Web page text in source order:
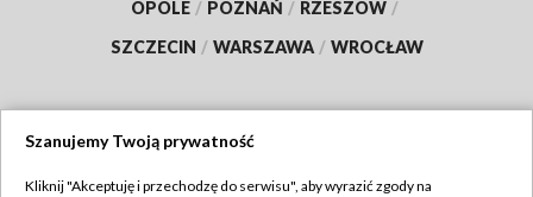
OPOLE / POZNAŃ / RZESZÓW /
SZCZECIN / WARSZAWA / WROCŁAW
Szanujemy Twoją prywatność
Kliknij "Akceptuję i przechodzę do serwisu", aby wyrazić zgody na